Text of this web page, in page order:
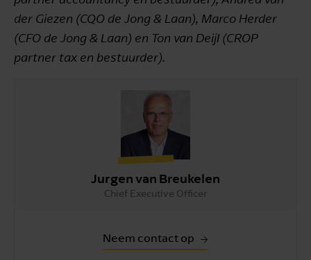
der Giezen (CQO de Jong & Laan), Marco Herder
(CFO de Jong & Laan) en Ton van Deijl (CROP
partner tax en bestuurder).
Jurgen van Breukelen
Chief Executive Officer
Neem contact op